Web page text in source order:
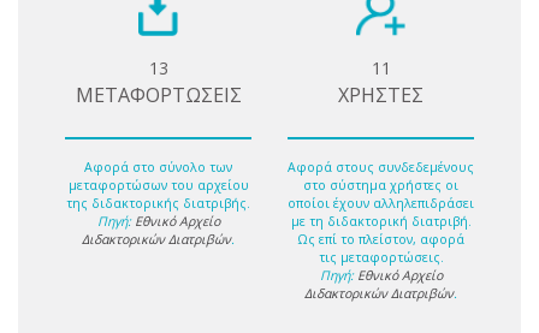
13
ΜΕΤΑΦΟΡΤΩΣΕΙΣ
Αφορά στο σύνολο των
μεταφορτώσων του αρχείου
της διδακτορικής διατριβής.
Πηγή: Εθνικό Αρχείο
Διδακτορικών Διατριβών.
11
ΧΡΗΣΤΕΣ
Αφορά στους συνδεδεμένους
στο σύστημα χρήστες οι
οποίοι έχουν αλληλεπιδράσει
με τη διδακτορική διατριβή.
Ως επί το πλείστον, αφορά
τις μεταφορτώσεις.
Πηγή: Εθνικό Αρχείο
Διδακτορικών Διατριβών.